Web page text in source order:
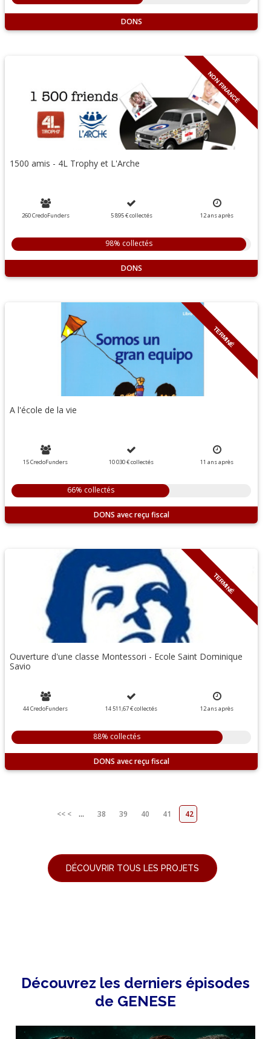
DONS
NON FINANCÉ
1500 amis - 4L Trophy et L'Arche
260 CredoFunders 5 895 €collectés 12ansaprès
98% collectés
DONS
TERMINÉ
A l'école de la vie
15 CredoFunders 10 030 €collectés 11 ansaprès
66% collectés
DONS
TERMINÉ
Ouverture d'une classe Montessori - Ecole Saint Dominique
Savio
44 CredoFunders 14 511,67 €collectés 12ansaprès
88% collectés
DONS
<< < ... 38 39 40 41 42
DÉCOUVRIR TOUS LES PROJETS
Découvrez les derniers épisodes
de GENESE